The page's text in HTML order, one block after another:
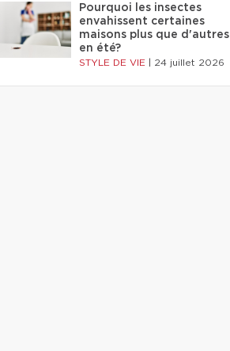
Pourquoi les insectes
envahissent certaines
maisons plus que d'autres
en été?
STYLE DE VIE 24 juillet 2026